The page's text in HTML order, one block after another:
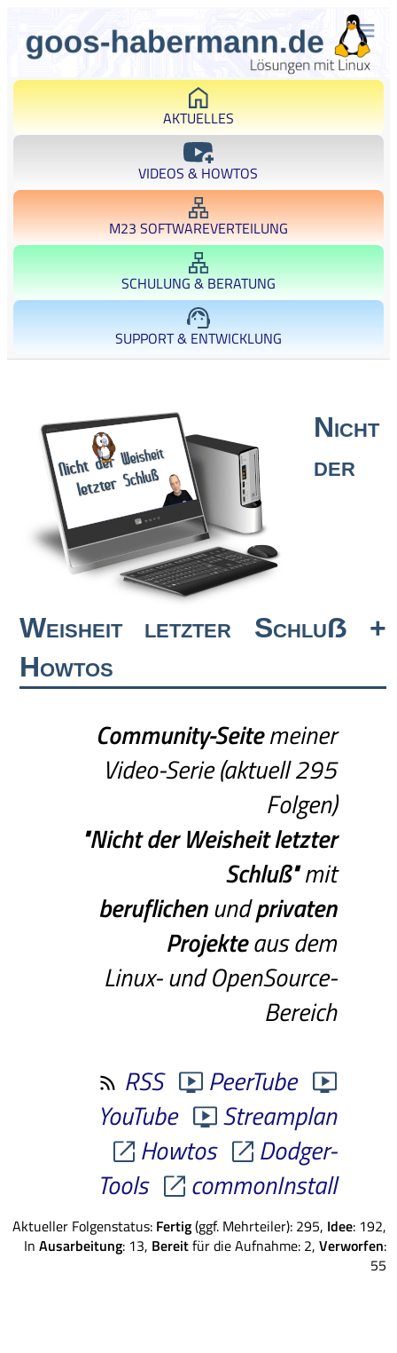
AKTUELLES
VIDEOS & HOWTOS
M23 SOFTWAREVERTEILUNG
SCHULUNG & BERATUNG
SUPPORT & ENTWICKLUNG
Nicht
der
Weisheit letzter Schluẞ +
Howtos
Community-Seitemeiner
Video-Serie (aktuell 295
Folgen)
"Nichtder Weisheitletzter
Schluß"mit
beruflichenundprivaten
Projekteaus dem
Linux- und OpenSource-
Bereich
RSS
PeerTube
YouTube
Streamplan
Howtos
Dodger-
Tools
commonInstall
Aktueller Folgenstatus: Fertig(ggf. Mehrteiler): 295, Idee: 192,
In Ausarbeitung: 13, Bereitfür die Aufnahme: 2, Verworfen:
55